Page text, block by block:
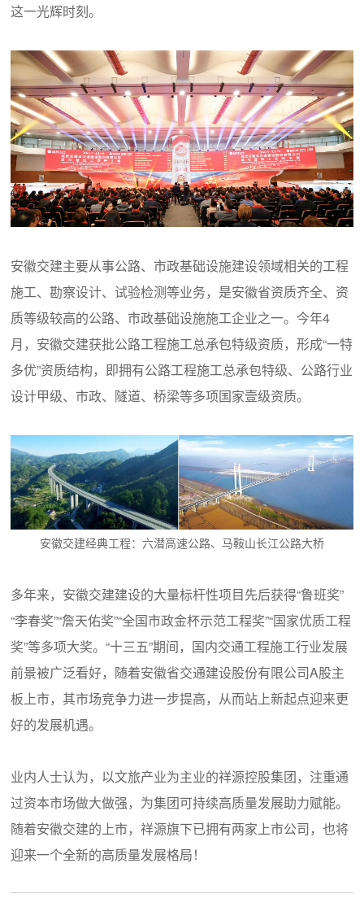
这一光辉时刻。
安徽交建主要从事公路、市政基础设施建设领域相关的工程
施工、勘察设计、试验检测等业务，是安徽省资质齐全、资
质等级较高的公路、市政基础设施施工企业之一。今年4
月，安徽交建获批公路工程施工总承包特级资质，形成“一特
多优”资质结构，即拥有公路工程施工总承包特级、公路行业
设计甲级、市政、隧道、桥梁等多项国家壹级资质。
安徽交建经典工程：六潜高速公路、马鞍山长江公路大桥
多年来，安徽交建建设的大量标杆性项目先后获得“鲁班奖”
“李春奖”“詹天佑奖”“全国市政金杯示范工程奖”“国家优质工程
奖”等多项大奖。“十三五”期间，国内交通工程施工行业发展
前景被广泛看好，随着安徽省交通建设股份有限公司A股主
板上市，其市场竞争力进一步提高，从而站上新起点迎来更
好的发展机遇。
业内人士认为，以文旅产业为主业的祥源控股集团，注重通
过资本市场做大做强，为集团可持续高质量发展助力赋能。
随着安徽交建的上市，祥源旗下已拥有两家上市公司，也将
迎来一个全新的高质量发展格局！